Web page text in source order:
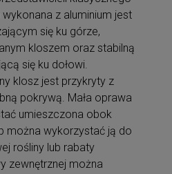
z aluminium jest
się ku górze,
kloszem oraz stabilną
się ku dołowi.
klosz jest przykryty z
pokrywą. Mała oprawa
umieszczona obok
można wykorzystać ją do
rośliny lub rabaty
zewnętrznej można